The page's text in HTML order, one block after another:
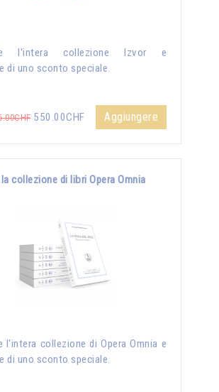
l'intera collezione Izvor e
di uno sconto speciale.
550.00CHF Aggiungere
collezione di libri Opera Omnia
l'intera collezione di Opera Omnia e
di uno sconto speciale.